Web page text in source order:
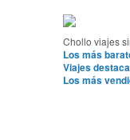
Chollo viajes
Los más
Viajes
Los más